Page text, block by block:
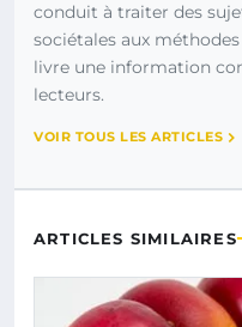
conduit à traiter des
sociétales aux
livre une information
lecteurs.
VOIR TOUS LES ARTICLES
ARTICLES SIMILAIRES